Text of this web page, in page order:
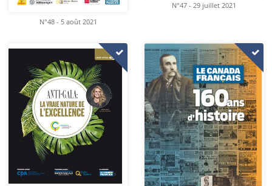
N°48 - 5 août 2021
N°47 - 29 juillet 2021